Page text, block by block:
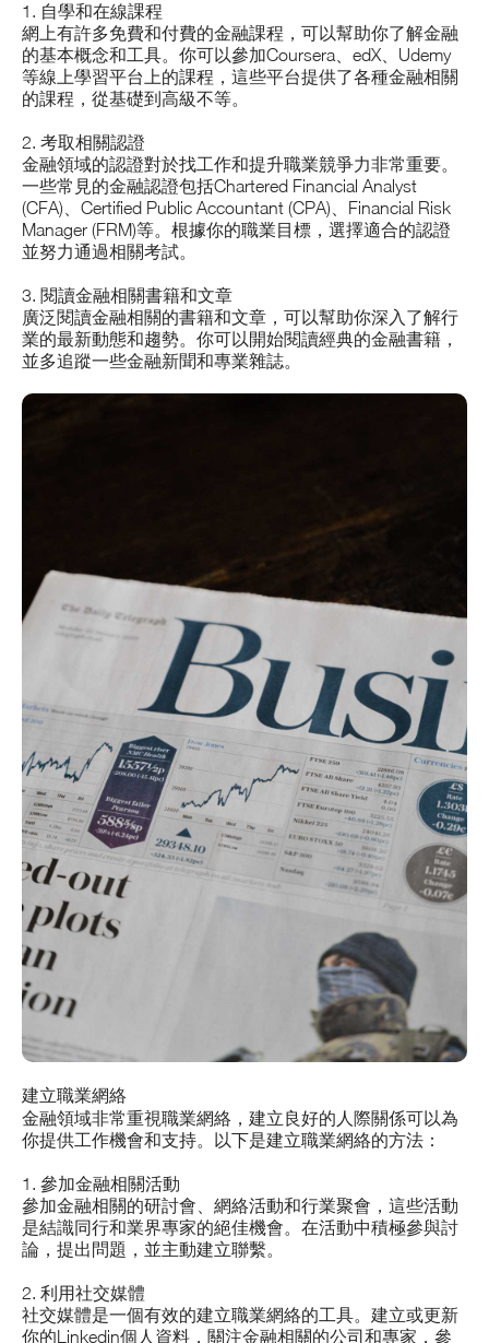
1. 自學和在線課程
網上有許多免費和付費的金融課程，可以幫助你了解金融
的基本概念和工具。你可以參加Coursera、edX、Udemy
等線上學習平台上的課程，這些平台提供了各種金融相關
的課程，從基礎到高級不等。
2. 考取相關認證
金融領域的認證對於找工作和提升職業競爭力非常重要。
一些常見的金融認證包括Chartered Financial Analyst
(CFA)、Certified Public Accountant (CPA)、Financial Risk
Manager (FRM)等。根據你的職業目標，選擇適合的認證
並努力通過相關考試。
3. 閱讀金融相關書籍和文章
廣泛閱讀金融相關的書籍和文章，可以幫助你深入了解行
業的最新動態和趨勢。你可以開始閱讀經典的金融書籍，
並多追蹤一些金融新聞和專業雜誌。
建立職業網絡
金融領域非常重視職業網絡，建立良好的人際關係可以為
你提供工作機會和支持。以下是建立職業網絡的方法：
1. 參加金融相關活動
參加金融相關的研討會、網絡活動和行業聚會，這些活動
是結識同行和業界專家的絕佳機會。在活動中積極參與討
論，提出問題，並主動建立聯繫。
2. 利用社交媒體
社交媒體是一個有效的建立職業網絡的工具。建立或更新
你的Linkedin個人資料，關注金融相關的公司和專家，參